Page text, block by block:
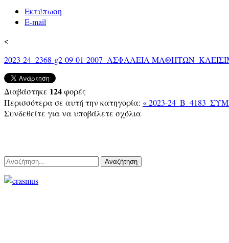
Εκτύπωση
E-mail
<
2023-24_2368-g2-09-01-2007_ΑΣΦΑΛΕΙΑ
Διαβάστηκε 124φορές
Περισσότερα σε αυτή την κατηγορία: « 2023-
Συνδεθείτε για να υποβάλετε σχόλια
Αναζήτηση